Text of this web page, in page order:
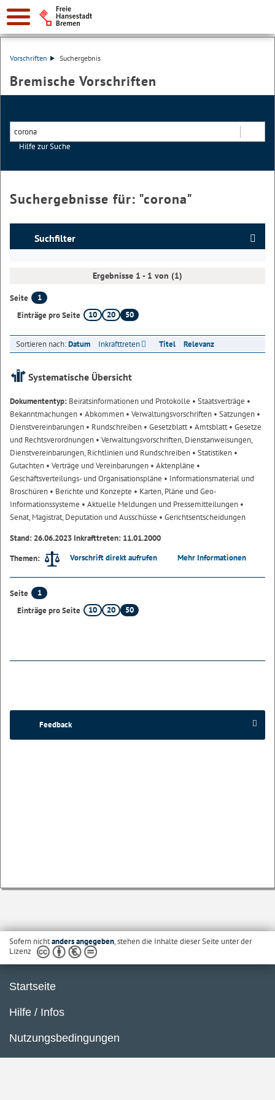
Vorschriften Suchergebnis
Bremische Vorschriften
Hilfe zur Suche
Suchergebnisse für: "corona"
Suchfilter
Ergebnisse 1 - 1 von (1)
Seite
1
Einträge pro Seite
10 20 50
Sortieren nach:Datum Inkrafttreten Titel Relevanz
Systematische Übersicht
Dokumententyp: Beiratsinformationen und Protokolle • Staatsverträge •
Bekanntmachungen • Abkommen • Verwaltungsvorschriften • Satzungen •
Dienstvereinbarungen • Rundschreiben • Gesetzblatt• Amtsblatt• Gesetze
und Rechtsverordnungen • Verwaltungsvorschriften, Dienstanweisungen,
Dienstvereinbarungen, Richtlinien und Rundschreiben • Statistiken •
Gutachten • Verträge und Vereinbarungen • Aktenpläne •
Geschäftsverteilungs- und Organisationspläne • Informationsmaterial und
Broschüren • Berichte und Konzepte • Karten, Pläne und Geo-
Informationssysteme • Aktuelle Meldungen und Pressemitteilungen •
Senat, Magistrat, Deputation und Ausschüsse • Gerichtsentscheidungen
Stand: 26.06.2023 Inkrafttreten: 11.01.2000
Themen:
Vorschrift direkt aufrufen Mehr Informationen
Seite
1
Einträge pro Seite
10 20 50
Feedback
Sofern nichtanders angegeben, stehen die Inhalte dieser Seite unter der
Lizenz
Startseite
Hilfe / Infos
Nutzungsbedingungen